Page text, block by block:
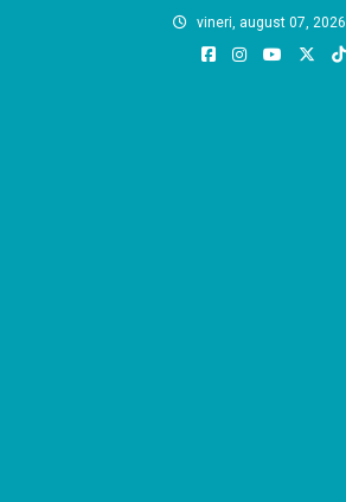
vineri, august 07, 2026